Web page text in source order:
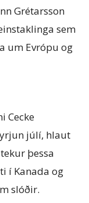
Grétarsson
sem
um Evrópu og
Cecke
júlí, hlaut
þessa
í Kanada og
slóðir.